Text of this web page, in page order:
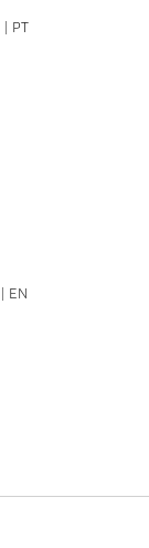
PT
EN